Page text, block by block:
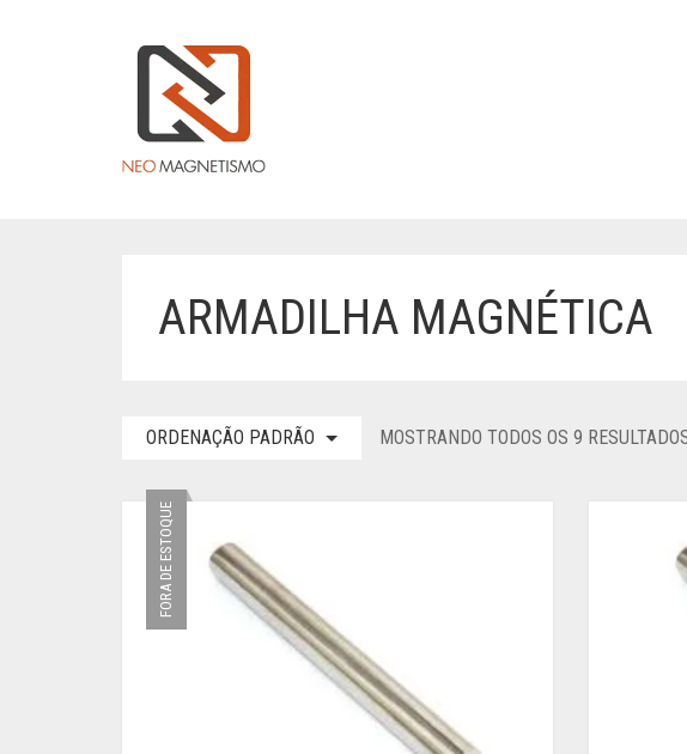
ARMADILHA MAGNÉTICA
ORDENAÇÃO PADRÃO MOSTRANDO TODOS OS 9
FORA DE ESTOQUE